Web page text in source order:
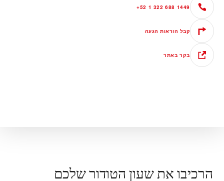
+52 1 322 688 1449
קבל הוראות הגעה
בקר באתר
הרכיבו את שעון הטודור שלכם